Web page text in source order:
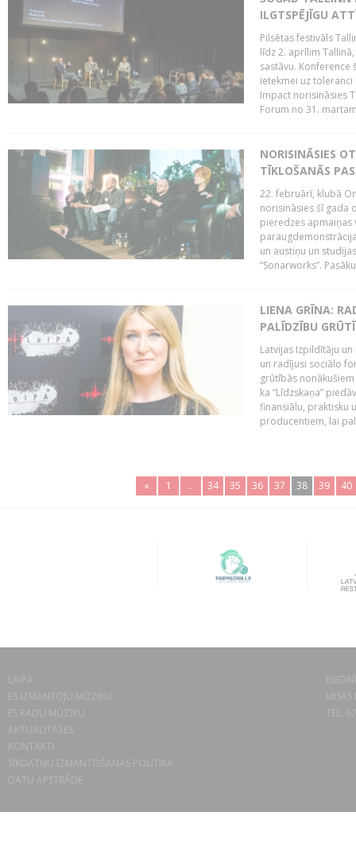
ILGTSPĒJĪGU
Pilsētas festivāls
līdz 2. aprīlim
sastāvu.
ietekmei uz
Impact norisināsies
Forum no 31.
NORISINĀSIES
TĪKLOŠANĀS
22. februārī, klubā
norisināsies šī gada
pieredzes apmaiņas
un austiņu un
“Sonarworks”.
LIENA GRĪNA:
PALĪDZĪBU
Latvijas Izpildītāju
un radījusi sociālo
grūtībās
ka “Līdzskaņa”
finansiālu, praktisku
producentiem, lai
« 1 .. 34 35 36 37 38 39 40
LAIPA
ES IZMANTOJU MŪZIKU
ES RADU MŪZIKU
AKTUALITĀTES
KONTAKTI
SĪKDATŅU IZMANTOŠANAS POLITIKA
DATU APSTRĀDE
TEL.